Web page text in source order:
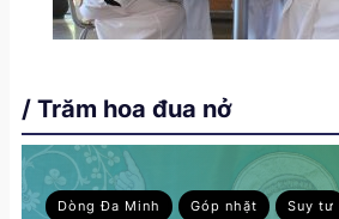
/ Trăm hoa đua nở
Dòng Đa Minh Góp nhặt Suy tư